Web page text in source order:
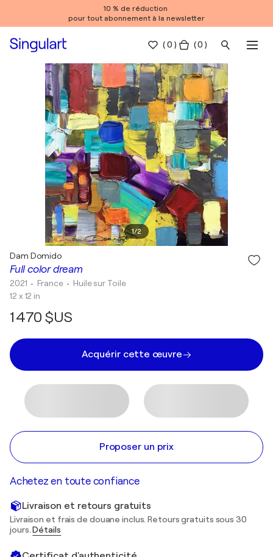
10 % de réduction
pour tout abonnement à la newsletter
(0 ) ( 0 )
1/2
Full color dream
Dam Domido
2021 • France • Huile sur Toile
12 x 12 in
1 470 $US
Acquérir cette œuvre
Proposer un prix
Achetez en toute confiance
Livraison et retours gratuits
Livraison et frais de douane inclus. Retours gratuits sous 30
jours.Détails